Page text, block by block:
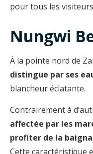
pour tous les
Nungwi
À la pointe nord de
distingue par ses
blancheur éclatante.
Contrairement à
affectée par les
profiter de la
Cette caractéristique